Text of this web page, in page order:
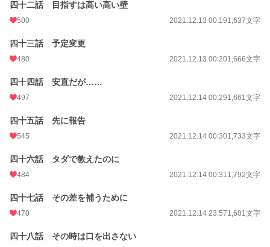
四十二話 目指すは高い高い壁
500 2021.12.13 00:191,637文字
四十三話 予定変更
480 2021.12.13 00:201,666文字
四十四話 安直だが……
497 2021.12.14 00:291,661文字
四十五話 先に報告
545 2021.12.14 00:301,733文字
四十六話 タダで教えたのに
484 2021.12.14 00:311,792文字
四十七話 その差を補うために
470 2021.12.14 23:571,681文字
四十八話 その時は口を出さない